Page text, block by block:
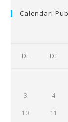
Calendari
DL DT
3 4
10 11